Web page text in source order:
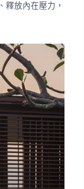
釋放內在壓力，